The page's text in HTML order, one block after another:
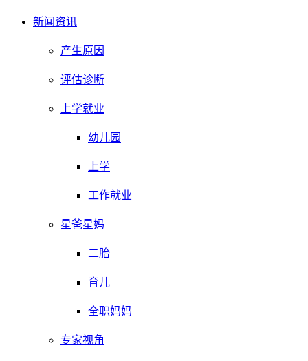
新闻资讯
产生原因
评估诊断
上学就业
幼儿园
上学
工作就业
星爸星妈
二胎
育儿
全职妈妈
专家视角